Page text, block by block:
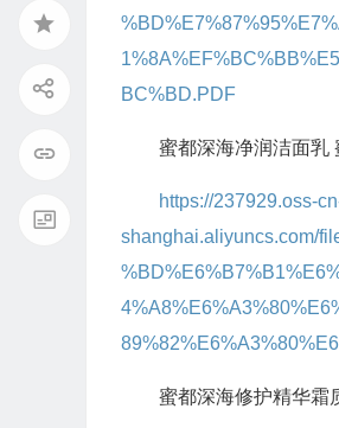
BC%BD.PDF
蜜都深海净润洁面乳
https://237929.oss-
shanghai.aliyuncs.com/
蜜都深海修护精华霜